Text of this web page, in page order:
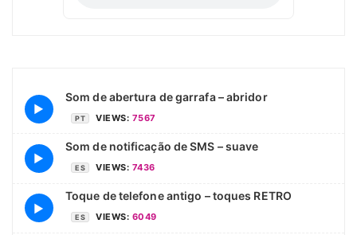
▶
Som de abertura de garrafa – abridor
PT VIEWS: 7567
▶
Som de notificação de SMS – suave
ES VIEWS: 7436
▶
Toque de telefone antigo – toques RETRO
ES VIEWS: 6049